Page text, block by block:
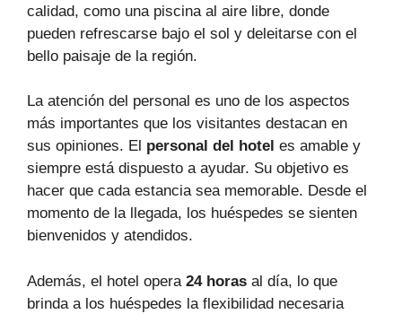
calidad, como una piscina al aire libre, donde
pueden refrescarse bajo el sol y deleitarse con el
bello paisaje de la región.
La atención del personal es uno de los aspectos
más importantes que los visitantes destacan en
sus opiniones. El personal del hotel es amable y
siempre está dispuesto a ayudar. Su objetivo es
hacer que cada estancia sea memorable. Desde el
momento de la llegada, los huéspedes se sienten
bienvenidos y atendidos.
Además, el hotel opera 24 horas al día, lo que
brinda a los huéspedes la flexibilidad necesaria